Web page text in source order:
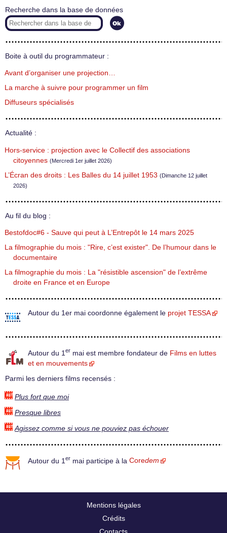
Recherche dans la base de données
Boite à outil du programmateur :
Avant d’organiser une projection…
La marche à suivre pour programmer un film
Diffuseurs spécialisés
Actualité :
Hors-service : projection avec le Collectif des associations
citoyennes (Mercredi 1er juillet 2026)
L’Écran des droits : Les Balles du 14 juillet 1953 (Dimanche 12 juillet
2026)
Au fil du blog :
Bestofdoc#6 - Sauve qui peut à L’Entrepôt le 14 mars 2025
La filmographie du mois : "Rire, c’est exister". De l’humour dans le
documentaire
La filmographie du mois : La "résistible ascension" de l’extrême
droite en France et en Europe
Autour du 1er mai coordonne également le projet TESSA
Autour du 1er mai est membre fondateur de Films en luttes
et en mouvements
Parmi les derniers films recensés :
Plus fort que moi
Presque libres
Agissez comme si vous ne pouviez pas échouer
Autour du 1 er mai participe à la Coredem
Mentions légales
Crédits
Contacts